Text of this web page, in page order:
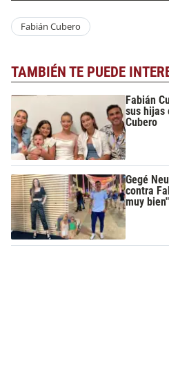
Fabián Cubero
TAMBIÉN TE PUEDE
Fabián
sus hijas
Cubero
Gegé
contra
muy bien"